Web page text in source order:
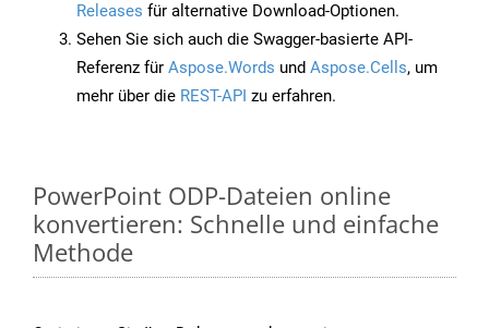
Releases für alternative Download-Optionen.
Sehen Sie sich auch die Swagger-basierte API-
Referenz für Aspose.Words und Aspose.Cells, um
mehr über die REST-API zu erfahren.
PowerPoint ODP-Dateien online
konvertieren: Schnelle und einfache
Methode